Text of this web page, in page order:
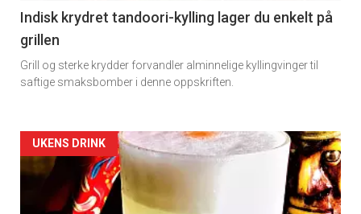
11
Dagens
rett
Indisk krydret tandoori-kylling lager du enkelt på
grillen
Grill og sterke krydder forvandler alminnelige kyllingvinger til
saftige smaksbomber i denne oppskriften.
Artikler
detail
UKENS DRINK